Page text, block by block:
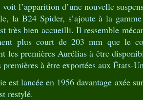
l’apparition d’une nouvelle
la B24 Spider, s’ajoute à la
très bien accueilli. Il ressemble
plus court de 203 mm que le
les premières Aurélias à être
à être exportées aux États-
est lancée en 1956 davantage axée
restylé.